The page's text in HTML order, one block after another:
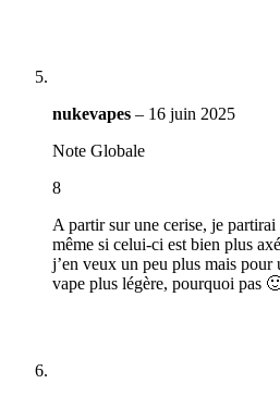
nukevapes – 16 juin 2025
Note Globale
8
A partir sur une cerise, je partirai
même si celui-ci est bien plus
j’en veux un peu plus mais
vape plus légère, pourquoi pas